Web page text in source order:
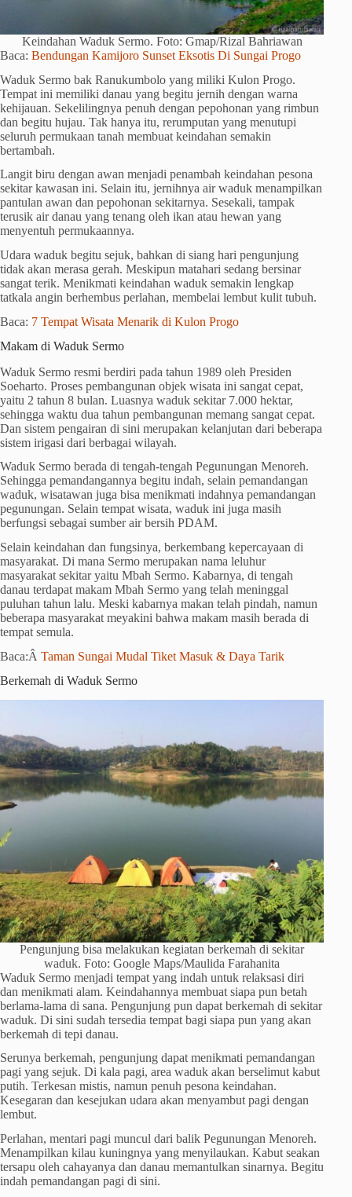
Keindahan Waduk Sermo. Foto: Gmap/Rizal Bahriawan
Baca: Bendungan Kamijoro Sunset Eksotis Di Sungai Progo
Waduk Sermo bak Ranukumbolo yang miliki Kulon Progo.
Tempat ini memiliki danau yang begitu jernih dengan warna
kehijauan. Sekelilingnya penuh dengan pepohonan yang rimbun
dan begitu hujau. Tak hanya itu, rerumputan yang menutupi
seluruh permukaan tanah membuat keindahan semakin
bertambah.
Langit biru dengan awan menjadi penambah keindahan pesona
sekitar kawasan ini. Selain itu, jernihnya air waduk menampilkan
pantulan awan dan pepohonan sekitarnya. Sesekali, tampak
terusik air danau yang tenang oleh ikan atau hewan yang
menyentuh permukaannya.
Udara waduk begitu sejuk, bahkan di siang hari pengunjung
tidak akan merasa gerah. Meskipun matahari sedang bersinar
sangat terik. Menikmati keindahan waduk semakin lengkap
tatkala angin berhembus perlahan, membelai lembut kulit tubuh.
Baca: 7 Tempat Wisata Menarik di Kulon Progo
Makam di Waduk Sermo
Waduk Sermo resmi berdiri pada tahun 1989 oleh Presiden
Soeharto. Proses pembangunan objek wisata ini sangat cepat,
yaitu 2 tahun 8 bulan. Luasnya waduk sekitar 7.000 hektar,
sehingga waktu dua tahun pembangunan memang sangat cepat.
Dan sistem pengairan di sini merupakan kelanjutan dari beberapa
sistem irigasi dari berbagai wilayah.
Waduk Sermo berada di tengah-tengah Pegunungan Menoreh.
Sehingga pemandangannya begitu indah, selain pemandangan
waduk, wisatawan juga bisa menikmati indahnya pemandangan
pegunungan. Selain tempat wisata, waduk ini juga masih
berfungsi sebagai sumber air bersih PDAM.
Selain keindahan dan fungsinya, berkembang kepercayaan di
masyarakat. Di mana Sermo merupakan nama leluhur
masyarakat sekitar yaitu Mbah Sermo. Kabarnya, di tengah
danau terdapat makam Mbah Sermo yang telah meninggal
puluhan tahun lalu. Meski kabarnya makan telah pindah, namun
beberapa masyarakat meyakini bahwa makam masih berada di
tempat semula.
Baca:Â Taman Sungai Mudal Tiket Masuk & Daya Tarik
Berkemah di Waduk Sermo
Pengunjung bisa melakukan kegiatan berkemah di sekitar
waduk. Foto: Google Maps/Maulida Farahanita
Waduk Sermo menjadi tempat yang indah untuk relaksasi diri
dan menikmati alam. Keindahannya membuat siapa pun betah
berlama-lama di sana. Pengunjung pun dapat berkemah di sekitar
waduk. Di sini sudah tersedia tempat bagi siapa pun yang akan
berkemah di tepi danau.
Serunya berkemah, pengunjung dapat menikmati pemandangan
pagi yang sejuk. Di kala pagi, area waduk akan berselimut kabut
putih. Terkesan mistis, namun penuh pesona keindahan.
Kesegaran dan kesejukan udara akan menyambut pagi dengan
lembut.
Perlahan, mentari pagi muncul dari balik Pegunungan Menoreh.
Menampilkan kilau kuningnya yang menyilaukan. Kabut seakan
tersapu oleh cahayanya dan danau memantulkan sinarnya. Begitu
indah pemandangan pagi di sini.